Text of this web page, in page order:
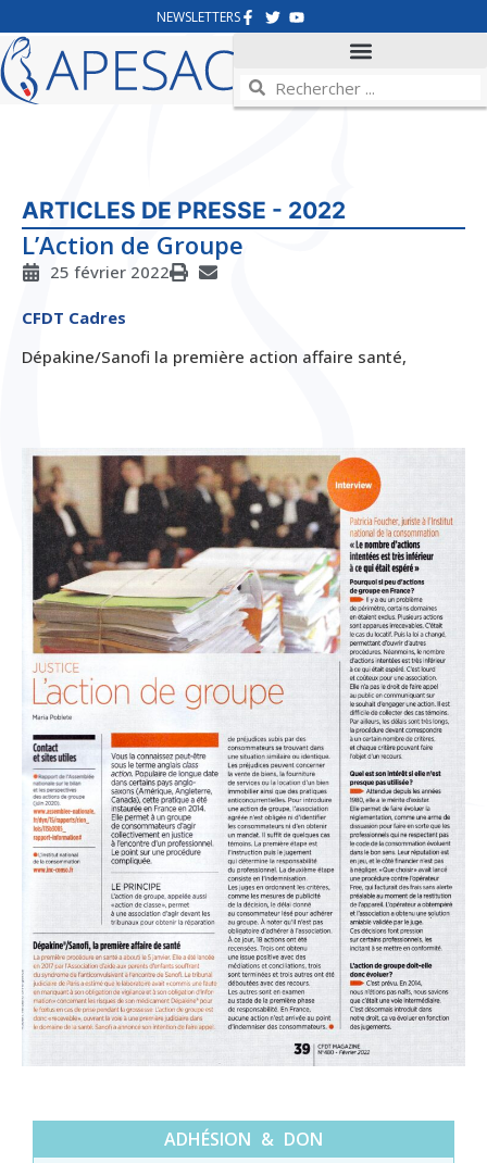
NEWSLETTERS
ARTICLES DE PRESSE - 2022
L’Action de Groupe
25 février 2022
CFDT Cadres
Dépakine/Sanofi la première action affaire santé,
ADHÉSION & DON